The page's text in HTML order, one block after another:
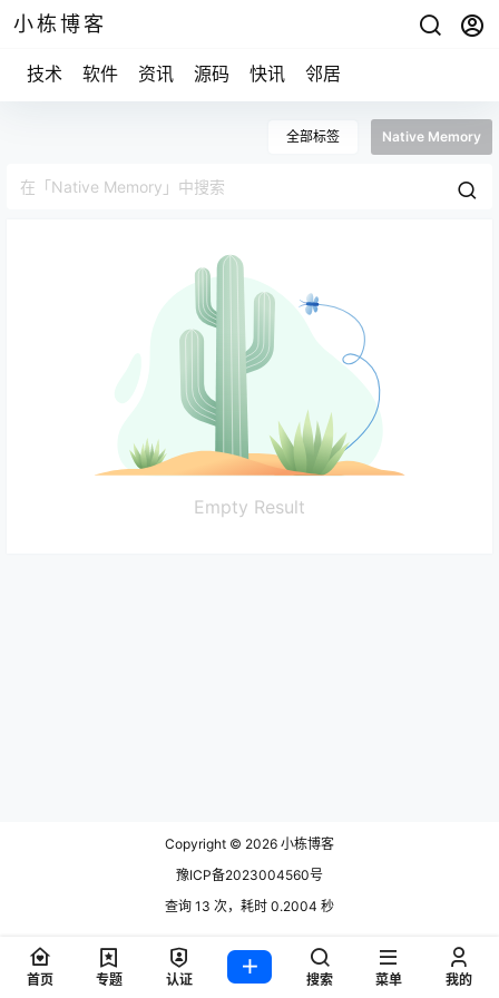
小栋博客
技术 软件 资讯 源码 快讯 邻居
全部标签 Native Memory
Empty Result
Copyright © 2026 小栋博客
豫ICP备2023004560号
查询 13 次，耗时 0.2004 秒
首页 专题 认证 搜索 菜单 我的